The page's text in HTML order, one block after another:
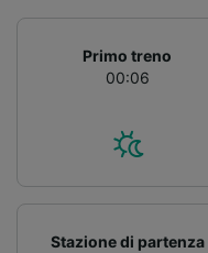
Primo treno
00:06
Stazione di partenza